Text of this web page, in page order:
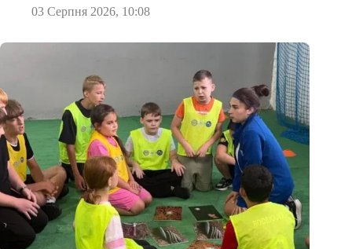
03 Серпня 2026, 10:08